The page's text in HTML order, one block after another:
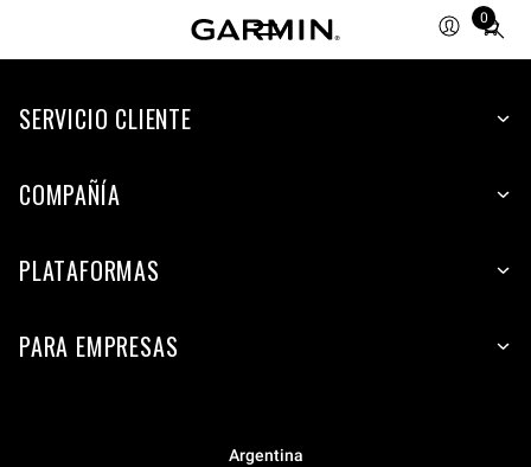
0
Total
items
cart:
SERVICIO CLIENTE
COMPAÑÍA
PLATAFORMAS
PARA EMPRESAS
Argentina